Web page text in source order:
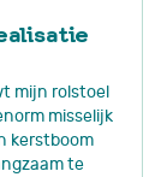
mijn rolstoel
misselijk
kerstboom
te